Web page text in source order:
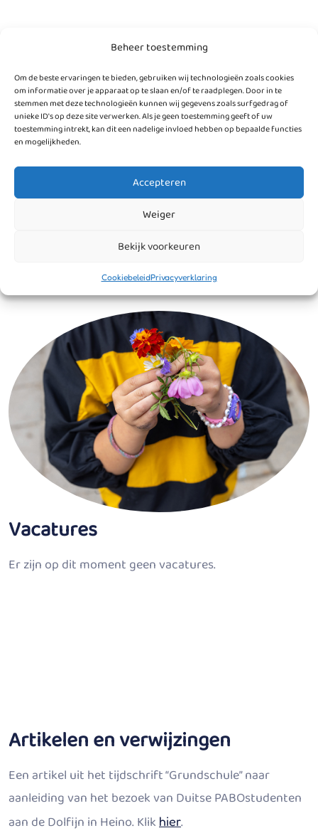
Beheer toestemming
Om de beste ervaringen te bieden, gebruiken wij technologieën zoals cookies
om informatie over je apparaat op te slaan en/of te raadplegen. Door in te
stemmen met deze technologieën kunnen wij gegevens zoals surfgedrag of
unieke ID's op deze site verwerken. Als je geen toestemming geeft of uw
toestemming intrekt, kan dit een nadelige invloed hebben op bepaalde functies
en mogelijkheden.
Accepteren
Weiger
Bekijk voorkeuren
CookiebeleidPrivacyverklaring
* De Kwinkslag
* Van Heemstraschool
* De Voorpoort
Direct kijken, Klik hier!
Vacatures
Er zijn op dit moment geen vacatures.
Artikelen en verwijzingen
Een artikel uit het tijdschrift “Grundschule” naar
aanleiding van het bezoek van Duitse PABOstudenten
aan de Dolfijn in Heino. Klik hier.